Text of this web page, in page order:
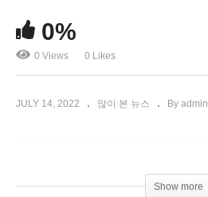
주~석달 진전’
0%
0 Views 0 Likes
JULY 14, 2022 많이 본 뉴스 By admin
Show more